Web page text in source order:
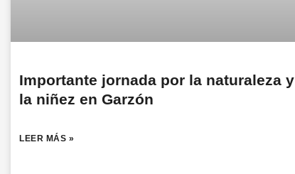
Importante jornada por la naturaleza y
la niñez en Garzón
LEER MÁS »